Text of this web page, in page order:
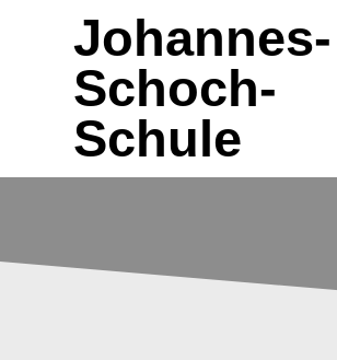
Johannes-
Schoch-
Schule